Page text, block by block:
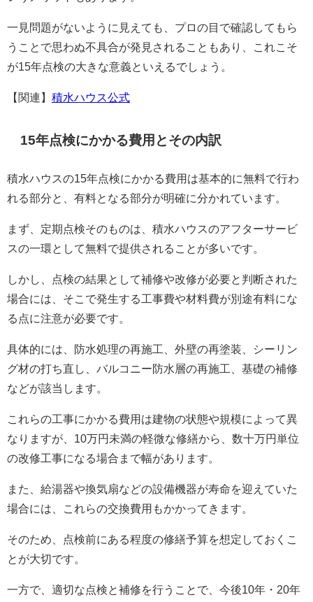
一見問題がないように見えても、プロの目で確認してもら
うことで思わぬ不具合が発見されることもあり、これこそ
が15年点検の大きな意義といえるでしょう。
【関連】 積水ハウス公式
15年点検にかかる費用とその内訳
積水ハウスの15年点検にかかる費用は基本的に無料で行わ
れる部分と、有料となる部分が明確に分かれています。
まず、定期点検そのものは、積水ハウスのアフターサービ
スの一環として無料で提供されることが多いです。
しかし、点検の結果として補修や改修が必要と判断された
場合には、そこで発生する工事費や材料費が別途有料にな
る点に注意が必要です。
具体的には、防水処理の再施工、外壁の再塗装、シーリン
グ材の打ち直し、バルコニー防水層の再施工、基礎の補修
などが該当します。
これらの工事にかかる費用は建物の状態や規模によって異
なりますが、10万円未満の軽微な修繕から、数十万円単位
の改修工事になる場合まで幅があります。
また、給湯器や換気扇などの設備機器が寿命を迎えていた
場合には、これらの交換費用もかかってきます。
そのため、点検前にある程度の修繕予算を想定しておくこ
とが大切です。
一方で、適切な点検と補修を行うことで、今後10年・20年